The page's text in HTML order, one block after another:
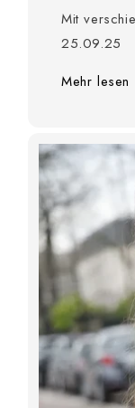
Mit
25.09.25
Mehr lesen